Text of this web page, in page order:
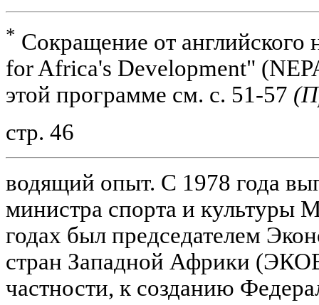
* Сокращение от английского
for Africa's Development"
этой программе см. с. 51-57
стр. 46
водящий опыт. С 1978 года
министра спорта и культуры
годах был председателем
стран Западной Африки
частности, к созданию